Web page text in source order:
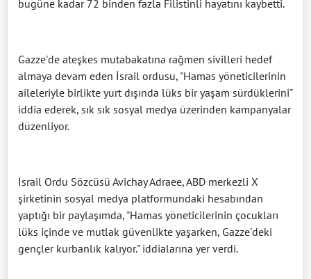
bugüne kadar 72 binden fazla Filistinli hayatını kaybetti.
Gazze'de ateşkes mutabakatına rağmen sivilleri hedef
almaya devam eden İsrail ordusu, "Hamas yöneticilerinin
aileleriyle birlikte yurt dışında lüks bir yaşam sürdüklerini"
iddia ederek, sık sık sosyal medya üzerinden kampanyalar
düzenliyor.
İsrail Ordu Sözcüsü Avichay Adraee, ABD merkezli X
şirketinin sosyal medya platformundaki hesabından
yaptığı bir paylaşımda, "Hamas yöneticilerinin çocukları
lüks içinde ve mutlak güvenlikte yaşarken, Gazze'deki
gençler kurbanlık kalıyor." iddialarına yer verdi.